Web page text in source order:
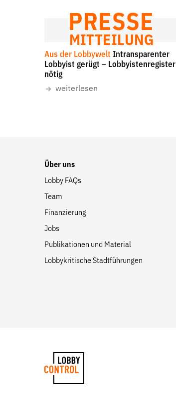
PRESSE
MITTEILUNG
Aus der Lobbywelt Intransparenter
Lobbyist gerügt – Lobbyistenregister
nötig
weiterlesen
Über uns
Lobby FAQs
Team
Finanzierung
Jobs
Publikationen und Material
Lobbykritische Stadtführungen